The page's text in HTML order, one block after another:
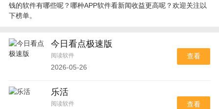
钱的软件有哪些呢？哪种APP软件看新闻收益更高呢？欢迎关注以
下榜单。
今日看点极速版
阅读软件
2026-05-26
查看
乐活
阅读软件 查看